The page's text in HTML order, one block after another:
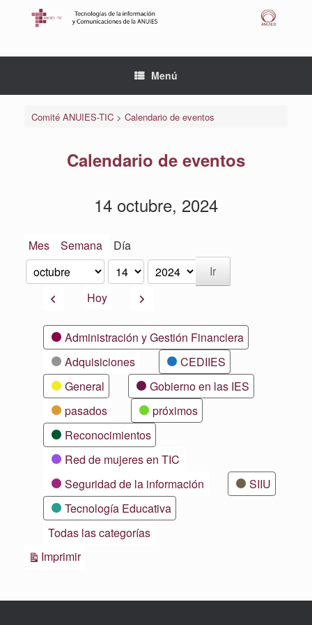
Menú
Comité ANUIES-TIC> Calendario de eventos
Calendario de eventos
14 octubre, 2024
Mes Semana Día
Mes
Día
Año
AnteriorHoy Siguiente
CategoríasAdministración y Gestión Financiera
Adquisiciones
CEDIIES
General
Gobierno en las IES
pasados
próximos
Reconocimientos
Red de mujeres en TIC
Seguridad de la información
SIIU
Tecnología Educativa
Todas las categorías
ImprimirVistas